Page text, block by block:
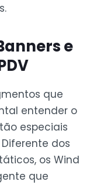
e
que
entender o
especiais
dos
os Wind
que